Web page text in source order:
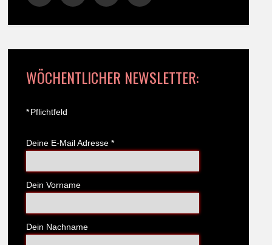
WÖCHENTLICHER NEWSLETTER:
*Pflichtfeld
Deine E-Mail Adresse *
Dein Vorname
Dein Nachname